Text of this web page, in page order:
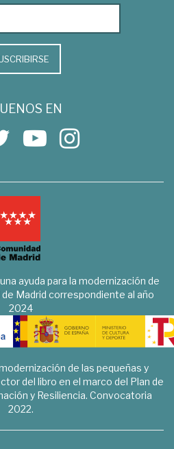
EN
ayuda para la modernización de
Madrid correspondiente al año
2024
de las pequeñas y
del libro en el marco del Plan de
y Resiliencia. Convocatoria
2022.